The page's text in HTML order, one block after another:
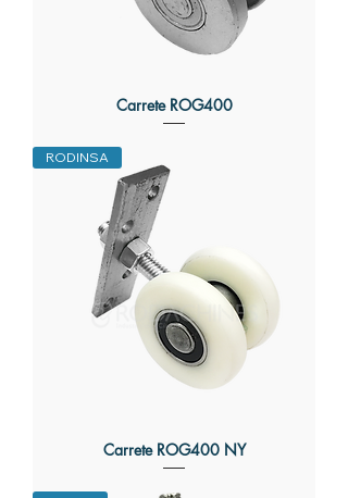
Carrete ROG400
RODINSA
Carrete ROG400 NY